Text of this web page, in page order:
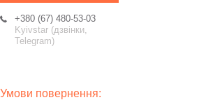
+380 (67) 480-53-03
Kyivstar (дзвінки,
Telegram)